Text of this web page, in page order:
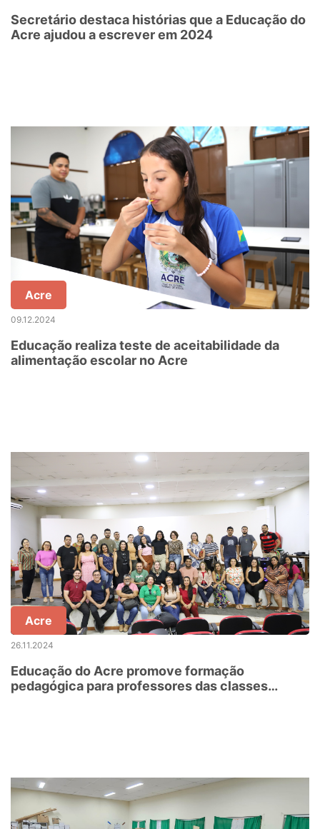
Secretário destaca histórias que a Educação do
Acre ajudou a escrever em 2024
Acre
09.12.2024
Educação realiza teste de aceitabilidade da
alimentação escolar no Acre
Acre
26.11.2024
Educação do Acre promove formação
pedagógica para professores das classes